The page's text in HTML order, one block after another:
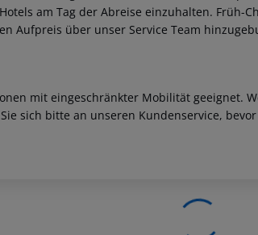
am Tag der Abreise einzuhalten. Früh-
Aufpreis über unser Service Team
mit eingeschränkter Mobilität geeignet.
sich bitte an unseren Kundenservice,